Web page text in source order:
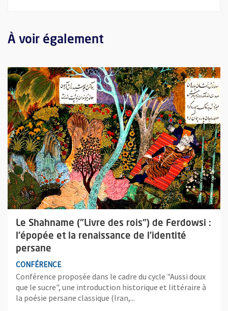
À voir également
Le Shahname ("Livre des rois") de Ferdowsi :
l'épopée et la renaissance de l'identité
persane
CONFÉRENCE
Conférence proposée dans le cadre du cycle "Aussi doux
que le sucre", une introduction historique et littéraire à
la poésie persane classique (Iran,...
Plus d'information sur l'évènement : Le Shahname ("Livre des